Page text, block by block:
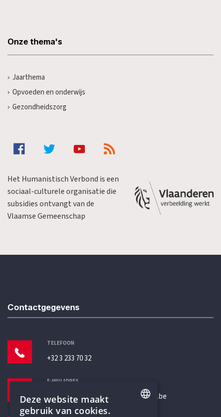
Onze thema's
Jaarthema
Opvoeden en onderwijs
Gezondheidszorg
Het Humanistisch Verbond is een
sociaal-culturele organisatie die
subsidies ontvangt van de
Vlaamse Gemeenschap
Contactgegevens
TELEFOON
+32 3 233 70 32
E-MAILADRES
secretariaat@humanistischverbond.be
Deze website maakt
gebruik van cookies.